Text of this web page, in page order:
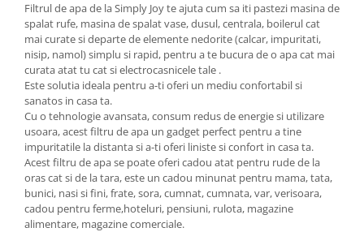
Filtrul de apa de la Simply Joy te ajuta cum sa iti pastezi masina de
spalat rufe, masina de spalat vase, dusul, centrala, boilerul cat
mai curate si departe de elemente nedorite (calcar, impuritati,
nisip, namol) simplu si rapid, pentru a te bucura de o apa cat mai
curata atat tu cat si electrocasnicele tale .
Este solutia ideala pentru a-ti oferi un mediu confortabil si
sanatos in casa ta.
Cu o tehnologie avansata, consum redus de energie si utilizare
usoara, acest filtru de apa un gadget perfect pentru a tine
impuritatile la distanta si a-ti oferi liniste si confort in casa ta.
Acest filtru de apa se poate oferi cadou atat pentru rude de la
oras cat si de la tara, este un cadou minunat pentru mama, tata,
bunici, nasi si fini, frate, sora, cumnat, cumnata, var, verisoara,
cadou pentru ferme,hoteluri, pensiuni, rulota, magazine
alimentare, magazine comerciale.